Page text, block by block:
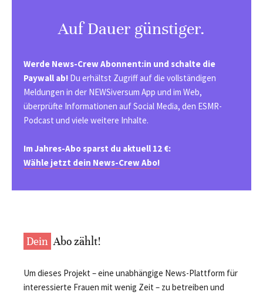
Auf Dauer günstiger.
Werde News-Crew Abonnent:in und schalte die
Paywall ab! Du erhältst Zugriff auf die vollständigen
Meldungen in der NEWSiversum App und im Web,
überprüfte Informationen auf Social Media, den ESMR-
Podcast und viele weitere Inhalte.
Im Jahres-Abo sparst du aktuell 12 €:
Wähle jetzt dein News-Crew Abo!
Dein Abo zählt!
Um dieses Projekt – eine unabhängige News-Plattform für
interessierte Frauen mit wenig Zeit – zu betreiben und